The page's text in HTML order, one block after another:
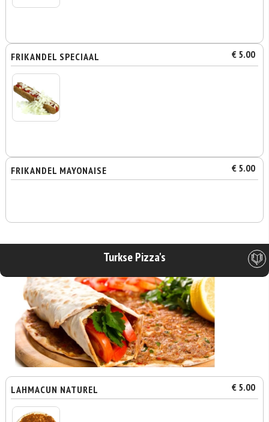
FRIKANDEL SPECIAAL € 5.00
FRIKANDEL MAYONAISE € 5.00
Turkse Pizza's
LAHMACUN NATUREL € 5.00